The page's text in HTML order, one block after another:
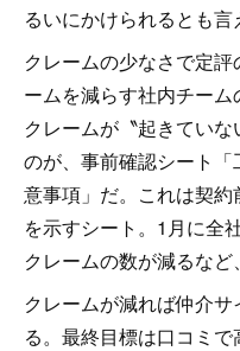
るいにかけられるとも言
クレームの少なさで定
ームを減らす社内チー
クレームが〝起きてい
のが、事前確認シート
意事項」だ。これは契
を示すシート。1月に全
クレームの数が減るなど
クレームが減れば仲介
る。最終目標は口コミ